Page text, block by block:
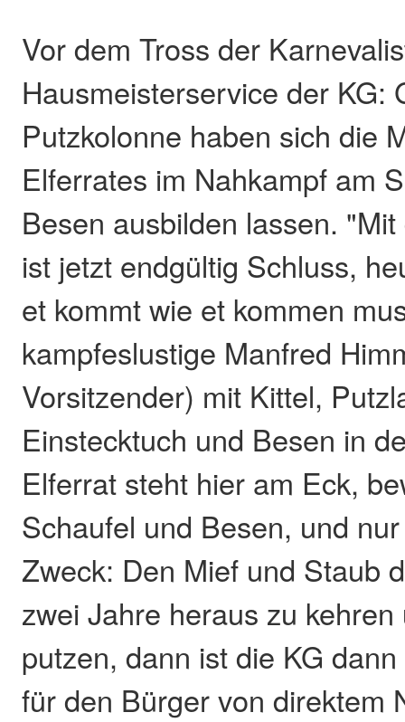
Vor dem Tross der
Hausmeisterservice der KG:
Putzkolonne haben sich die
Elferrates im Nahkampf am
Besen ausbilden lassen.
ist jetzt endgültig Schluss,
et kommt wie et kommen
kampfeslustige Manfred
Vorsitzender) mit Kittel,
Einstecktuch und Besen in
Elferrat steht hier am Eck,
Schaufel und Besen, und
Zweck: Den Mief und Staub
zwei Jahre heraus zu
putzen, dann ist die KG
für den Bürger von direktem